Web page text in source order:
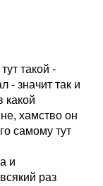
такой -
- значит так и
какой
хамство он
самому тут
и
раз